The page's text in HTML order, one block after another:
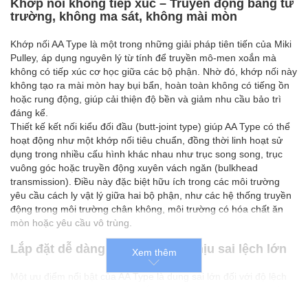
Khớp nối không tiếp xúc – Truyền động bằng từ
trường, không ma sát, không mài mòn
Khớp nối AA Type là một trong những giải pháp tiên tiến của Miki
Pulley, áp dụng nguyên lý từ tính để truyền mô-men xoắn mà
không có tiếp xúc cơ học giữa các bộ phận. Nhờ đó, khớp nối này
không tạo ra mài mòn hay bụi bẩn, hoàn toàn không có tiếng ồn
hoặc rung động, giúp cải thiện độ bền và giảm nhu cầu bảo trì
đáng kể.
Thiết kế kết nối kiểu đối đầu (butt-joint type) giúp AA Type có thể
hoạt động như một khớp nối tiêu chuẩn, đồng thời linh hoạt sử
dụng trong nhiều cấu hình khác nhau như trục song song, trục
vuông góc hoặc truyền động xuyên vách ngăn (bulkhead
transmission). Điều này đặc biệt hữu ích trong các môi trường
yêu cầu cách ly vật lý giữa hai bộ phận, như các hệ thống truyền
động trong môi trường chân không, môi trường có hóa chất ăn
mòn hoặc yêu cầu vô trùng.
Lắp đặt dễ dàng với khả năng chịu sai lệch lớn
Xem thêm